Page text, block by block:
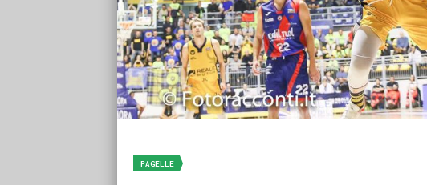
PAGELLE